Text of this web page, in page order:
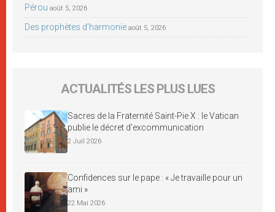
Pérou août 5, 2026
Des prophètes d’harmonie août 5, 2026
ACTUALITÉS LES PLUS LUES
Sacres de la Fraternité Saint-Pie X : le Vatican
publie le décret d’excommunication
2 Juil 2026
Confidences sur le pape : « Je travaille pour un
ami »
22 Mai 2026